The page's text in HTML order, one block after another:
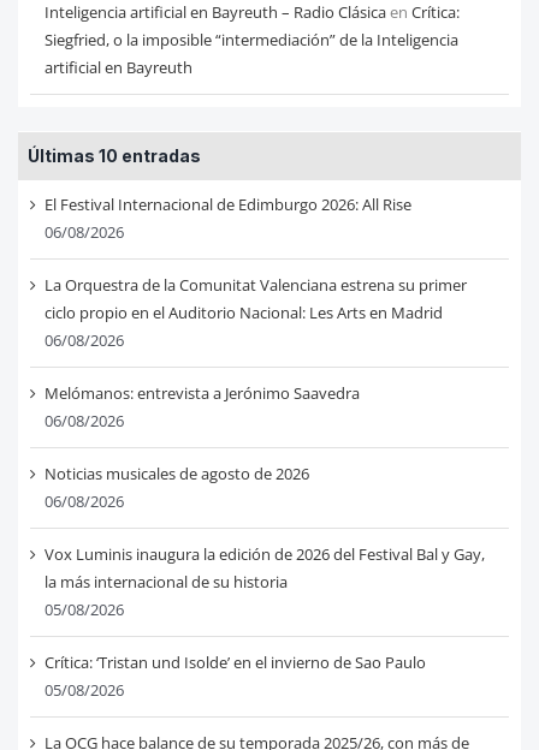
Inteligencia artificial en Bayreuth – Radio Clásicaen Crítica:
Siegfried, o la imposible “intermediación” de la Inteligencia
artificial en Bayreuth
Últimas 10 entradas
El Festival Internacional de Edimburgo 2026: All Rise
06/08/2026
La Orquestra de la Comunitat Valenciana estrena su primer
ciclo propio en el Auditorio Nacional: Les Arts en Madrid
06/08/2026
Melómanos: entrevista a Jerónimo Saavedra
06/08/2026
Noticias musicales de agosto de 2026
06/08/2026
Vox Luminis inaugura la edición de 2026 del Festival Bal y Gay,
la más internacional de su historia
05/08/2026
Crítica: ‘Tristan und Isolde’ en el invierno de Sao Paulo
05/08/2026
La OCG hace balance de su temporada 2025/26, con más de